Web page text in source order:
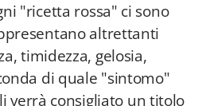
"ricetta rossa" ci sono
altrettanti
timidezza, gelosia,
di quale "sintomo"
verrà consigliato un titolo